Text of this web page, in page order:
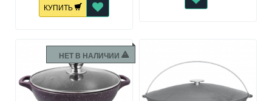
КУПИТЬ
НЕТ В НАЛИЧИИ